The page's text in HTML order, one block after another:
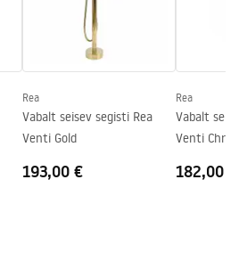
mm
1150mm
5 aastat
Rea
Vabalt seisev segisti Rea
Venti Gold
193,00 €
Rea
Vabalt
Venti
182,00 €